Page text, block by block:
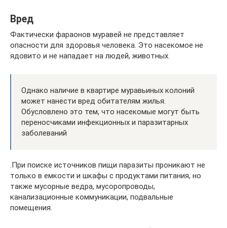
Вред
Фактически фараонов муравей не представляет
опасности для здоровья человека. Это насекомое не
ядовито и не нападает на людей, животных.
Однако наличие в квартире муравьиных колоний
может нанести вред обитателям жилья.
Обусловлено это тем, что насекомые могут быть
переносчиками инфекционных и паразитарных
заболеваний
.При поиске источников пищи паразиты проникают не
только в емкости и шкафы с продуктами питания, но
также мусорные ведра, мусоропроводы,
канализационные коммуникации, подвальные
помещения.